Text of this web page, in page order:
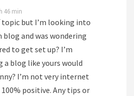
46 min
but I’m looking into
and was wondering
to get set up? I’m
a blog like yours would
I’m not very internet
100% positive. Any tips or